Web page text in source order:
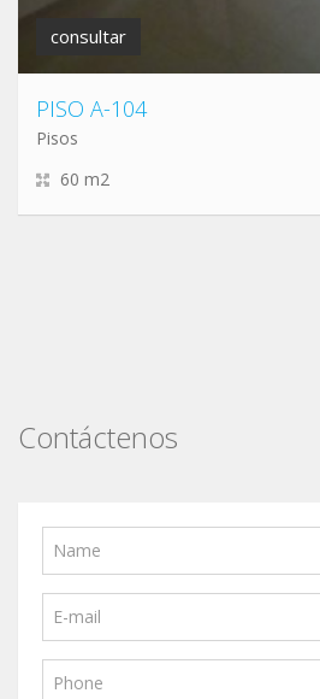
consultar
PISO A-104
Pisos
60 m2
Contáctenos